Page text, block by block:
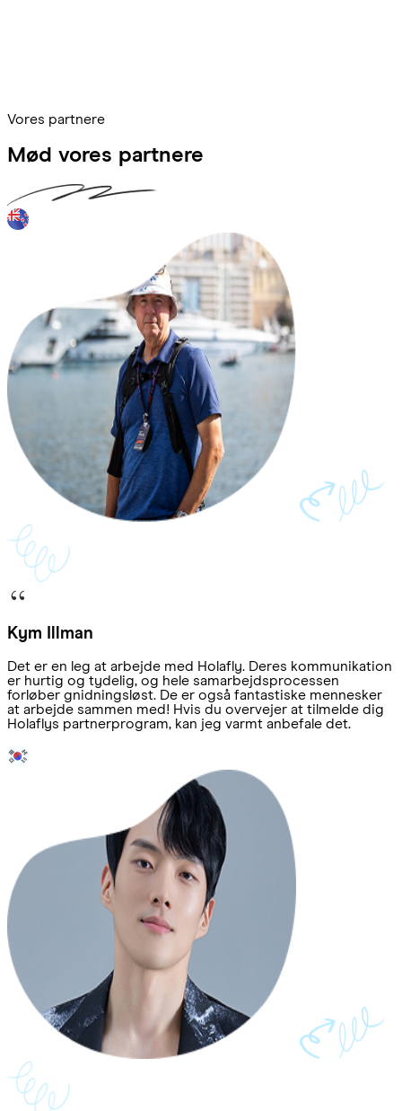
Vores partnere
Mød vores partnere
Kym Illman
Det er en leg at arbejde med Holafly. Deres kommunikation
er hurtig og tydelig, og hele samarbejdsprocessen
forløber gnidningsløst. De er også fantastiske mennesker
at arbejde sammen med! Hvis du overvejer at tilmelde dig
Holaflys partnerprogram, kan jeg varmt anbefale det.